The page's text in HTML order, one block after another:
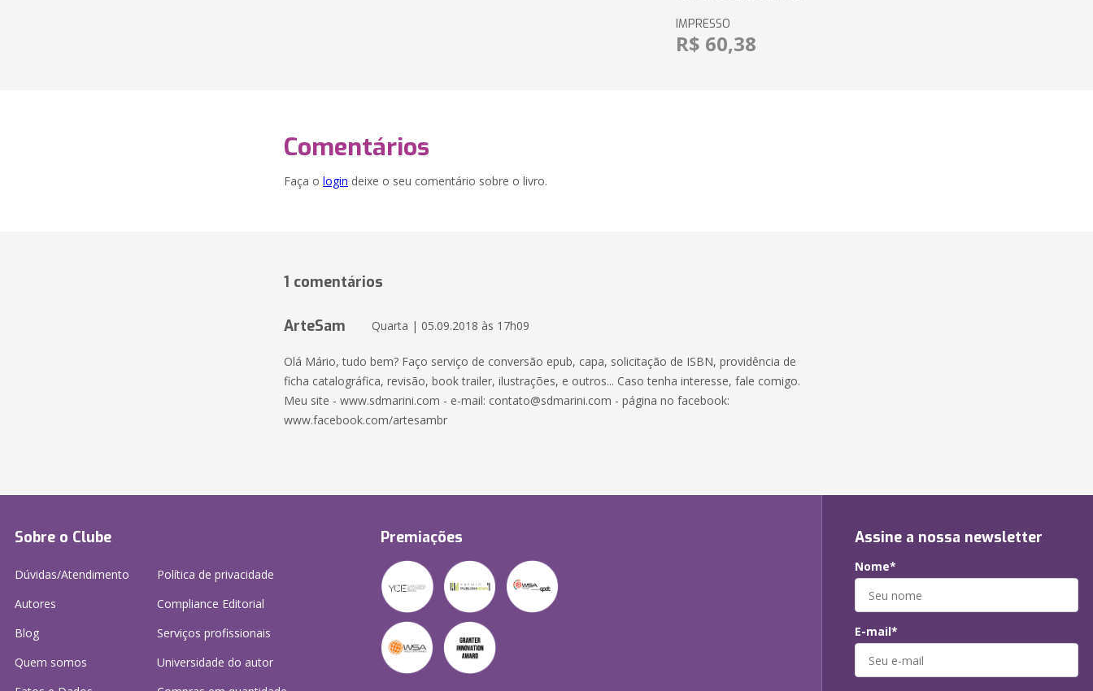
IMPRESSO
R$ 60,38
Comentários
Faça o login deixe o seu comentário sobre o livro.
1 comentários
ArteSam Quarta | 05.09.2018 às 17h09
Olá Mário, tudo bem? Faço serviço de conversão epub, capa, solicitação de ISBN, providência de
ficha catalográfica, revisão, book trailer, ilustrações, e outros... Caso tenha interesse, fale comigo.
Meu site - www.sdmarini.com - e-mail: contato@sdmarini.com - página no facebook:
www.facebook.com/artesambr
Sobre o Clube
Dúvidas/Atendimento
Autores
Blog
Quem somos
Política de privacidade
Compliance Editorial
Serviços profissionais
Universidade do autor
Premiações Assine a nossa newsletter
Nome*
E-mail*